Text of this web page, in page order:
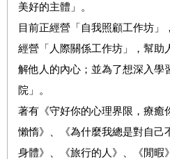
美好的主體」。
目前正經營「自我照顧工作坊」
經營「人際關係工作坊」，幫助
解他人的內心；並為了想深入學
院」。
著有《守好你的心理界限，療癒
懶惰》、《為什麼我總是對自己
身體》、《旅行的人》、《閒暇